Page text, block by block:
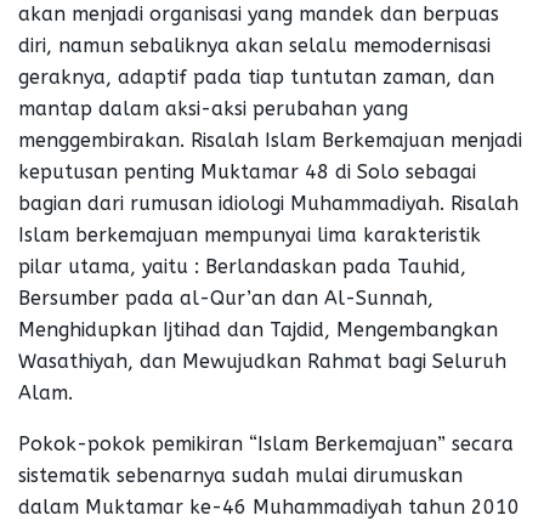
akan menjadi organisasi yang mandek dan berpuas
diri, namun sebaliknya akan selalu memodernisasi
geraknya, adaptif pada tiap tuntutan zaman, dan
mantap dalam aksi-aksi perubahan yang
menggembirakan. Risalah Islam Berkemajuan menjadi
keputusan penting Muktamar 48 di Solo sebagai
bagian dari rumusan idiologi Muhammadiyah. Risalah
Islam berkemajuan mempunyai lima karakteristik
pilar utama, yaitu : Berlandaskan pada Tauhid,
Bersumber pada al-Qur’an dan Al-Sunnah,
Menghidupkan Ijtihad dan Tajdid, Mengembangkan
Wasathiyah, dan Mewujudkan Rahmat bagi Seluruh
Alam.
Pokok-pokok pemikiran “Islam Berkemajuan” secara
sistematik sebenarnya sudah mulai dirumuskan
dalam Muktamar ke-46 Muhammadiyah tahun 2010